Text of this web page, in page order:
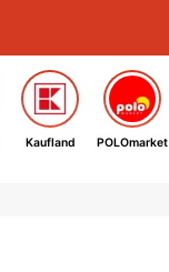
Kaufland POLOmarket